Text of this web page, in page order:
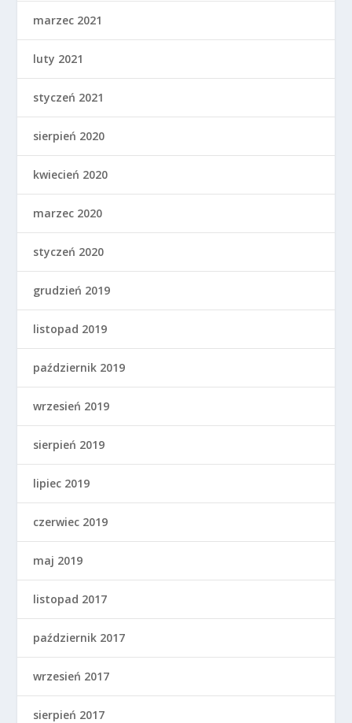
marzec 2021
luty 2021
styczeń 2021
sierpień 2020
kwiecień 2020
marzec 2020
styczeń 2020
grudzień 2019
listopad 2019
październik 2019
wrzesień 2019
sierpień 2019
lipiec 2019
czerwiec 2019
maj 2019
listopad 2017
październik 2017
wrzesień 2017
sierpień 2017